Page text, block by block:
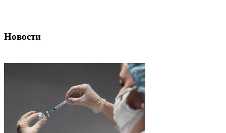
Новости